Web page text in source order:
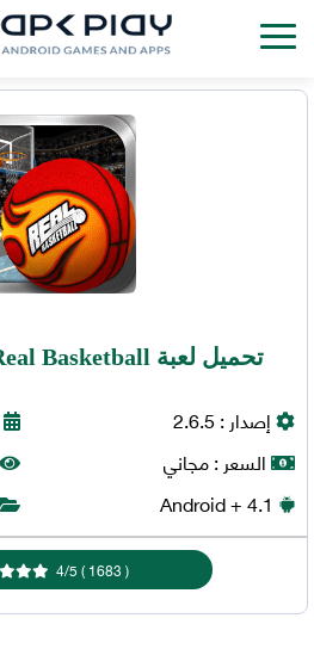
تحميل لعبة Real Basketball مهكرة للاندرويد
إصدار :2.6.5
السعر :مجاني
Android+ 4.1
(
1683
)
4/5